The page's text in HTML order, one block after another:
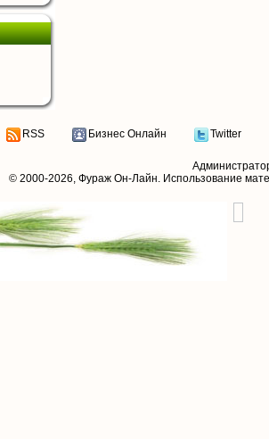
RSS Бизнес Онлайн Twitter
© 2000-2026, Фураж Он-Лайн. Использование